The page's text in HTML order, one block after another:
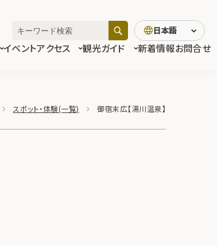
イベントアクセス 観光ガイド 新着情報お問合せ
日本語
スポット・体験(一覧) 御宿末広【湯川温泉】